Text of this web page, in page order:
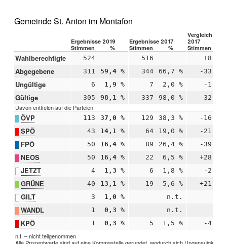
Gemeinde St. Anton im Montafon
Ergebnisse 2019 Ergebnisse 2017
Vergleich
2017
Stimmen
% Stimmen % Stimmen
Wahlberechtigte 524 516 +8
Abgegebene 311 59,4 % 344 66,7 % -33
Ungültige 6 1,9 % 7 2,0 % -1
Gültige 305 98,1 % 337 98,0 % -32
Davon entfielen auf die Parteien
ÖVP 113 37,0 % 129 38,3 % -16
SPÖ 43 14,1 % 64 19,0 % -21
FPÖ 50 16,4 % 89 26,4 % -39
NEOS 50 16,4 % 22 6,5 % +28
JETZT 4 1,3 % 6 1,8 % -2
GRÜNE 40 13,1 % 19 5,6 % +21
GILT 3 1,0 % n.t.
WANDL 1 0,3 % n.t.
KPÖ 1 0,3 % 5 1,5 % -4
n.t. – nicht teilgenommen